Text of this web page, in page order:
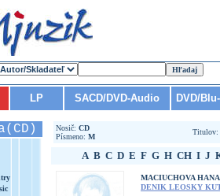
LP SACD/DVD-Audio DVD/
Nosič: CD
Písmeno: M
A B C D E F G H CH I J
MACIUCHOVA HANA
DENIK LEOSKY